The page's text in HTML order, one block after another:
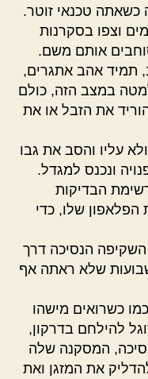
כשאתה טכנאי זוטר.
וצפו בסקרנות
אותם משם.
תמיד אהב אתגרים,
במצב הזה, כולם
את הזבל או את
עליו והסב את גבו
ונכנס למגדל.
הבדיקות
שלו, כדי
הנסיכה דרך
שלא ראתה אף
כשרואים מישהו
להילחם בדרקון,
המסקנה שלה
את המזגן ואת